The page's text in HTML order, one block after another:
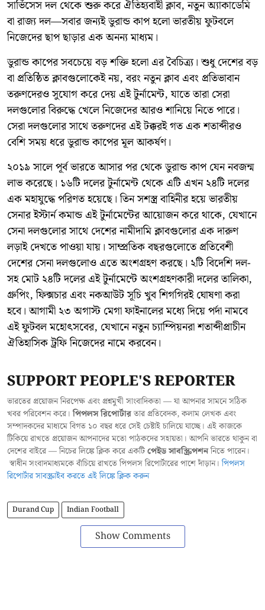
সার্ভিসেস দল থেকে শুরু করে ঐতিহ্যবাহী ক্লাব, নতুন অ্যাকাডেমি
বা রাজ্য দল—সবার জন্যই ডুরান্ড কাপ হলো ভারতীয় ফুটবলে
নিজেদের ছাপ ছাড়ার এক অনন্য মাধ্যম।
ডুরান্ড কাপের সবচেয়ে বড় শক্তি হলো এর বৈচিত্র্য। শুধু দেশের বড়
বা প্রতিষ্ঠিত ক্লাবগুলোকেই নয়, বরং নতুন ক্লাব এবং প্রতিভাবান
তরুণদেরও সুযোগ করে দেয় এই টুর্নামেন্ট, যাতে তারা সেরা
দলগুলোর বিরুদ্ধে খেলে নিজেদের আরও শানিয়ে নিতে পারে।
সেরা দলগুলোর সাথে তরুণদের এই টক্করই গত এক শতাব্দীরও
বেশি সময় ধরে ডুরান্ড কাপের মূল আকর্ষণ।
২০১৯ সালে পূর্ব ভারতে আসার পর থেকে ডুরান্ড কাপ যেন নবজন্ম
লাভ করেছে। ১৬টি দলের টুর্নামেন্ট থেকে এটি এখন ২৪টি দলের
এক মহাযুদ্ধে পরিণত হয়েছে। তিন সশস্ত্র বাহিনীর হয়ে ভারতীয়
সেনার ইস্টার্ন কমান্ড এই টুর্নামেন্টের আয়োজন করে থাকে, যেখানে
সেনা দলগুলোর সাথে দেশের নামীদামি ক্লাবগুলোর এক দারুণ
লড়াই দেখতে পাওয়া যায়। সাম্প্রতিক বছরগুলোতে প্রতিবেশী
দেশের সেনা দলগুলোও এতে অংশগ্রহণ করছে। ২টি বিদেশি দল-
সহ মোট ২৪টি দলের এই টুর্নামেন্টে অংশগ্রহণকারী দলের তালিকা,
গ্রুপিং, ফিক্সচার এবং নকআউট সূচি খুব শিগগিরই ঘোষণা করা
হবে। আগামী ২৩ অগাস্ট মেগা ফাইনালের মধ্যে দিয়ে পর্দা নামবে
এই ফুটবল মহোৎসবের, যেখানে নতুন চ্যাম্পিয়নরা শতাব্দীপ্রাচীন
ঐতিহাসিক ট্রফি নিজেদের নামে করবেন।
SUPPORT PEOPLE'S REPORTER
ভারতের প্রয়োজন নিরপেক্ষ এবং প্রশ্নমুখী সাংবাদিকতা — যা আপনার সামনে সঠিক
খবর পরিবেশন করে।পিপলস রিপোর্টারতার প্রতিবেদক, কলাম লেখক এবং
সম্পাদকদের মাধ্যমে বিগত ১০ বছর ধরে সেই চেষ্টাই চালিয়ে যাচ্ছে। এই কাজকে
টিকিয়ে রাখতে প্রয়োজন আপনাদের মতো পাঠকদের সহায়তা। আপনি ভারতে থাকুন বা
দেশের বাইরে — নিচের লিঙ্কে ক্লিক করে একটিপেইড সাবস্ক্রিপশননিতে পারেন।
স্বাধীন সংবাদমাধ্যমকে বাঁচিয়ে রাখতে পিপলস রিপোর্টারের পাশে দাঁড়ান।পিপলস
রিপোর্টার সাবস্ক্রাইব করতে এই লিঙ্কে ক্লিক করুন
Durand Cup Indian Football
Show Comments